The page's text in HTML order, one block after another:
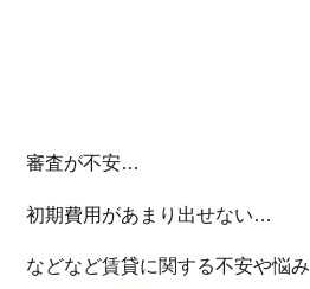
審査が不安…
初期費用があまり出せない…
などなど賃貸に関する不安や悩